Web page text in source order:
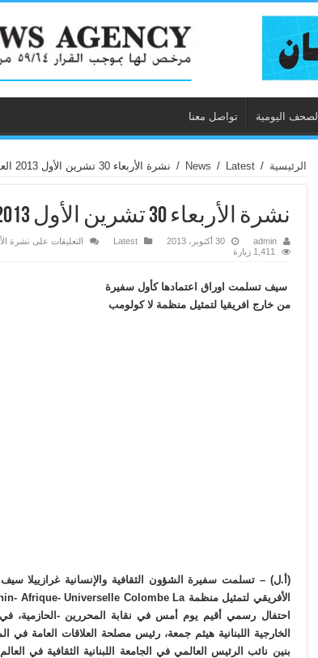
الصحف اليومية تواصل معنا
الرئيسية /
News / Latest
/ نشرة الأربعاء 30 تشرين الأول 2013 العدد2420
نشرة الأربعاء 30 تشرين الأول 2013 العدد2420
admin 30 أكتوبر، 2013 Latest التعليقات على نشرة الأربعاء 30 تشرين الأول
1,411 زيارة
سيف تسلمت اوراق اعتمادها كأول سفيرة
من خارج افريقيا لتمثيل منظمة لا كولومب
(أ.ل) – تسلمت سفيرة الشؤون الثقافية والإنسانية غرازييلا
احتفال رسمي أقيم يوم أمس في نقابة المحررين -الحازمية،
الخارجية اللبنانية هيثم جمعة، رئيس مصلحة العلاقات العامة
بنين نائب الرئيس العالمي في الجامعة اللبنانية الثقافية في